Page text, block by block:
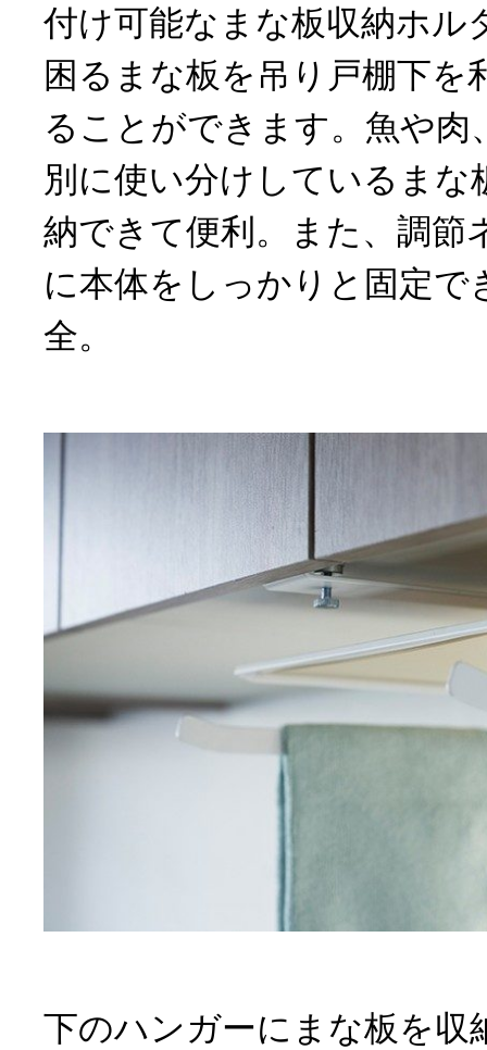
付け可能なまな板収納ホル
困るまな板を吊り戸棚下を
ることができます。魚や肉
別に使い分けしているまな
納できて便利。また、調節
に本体をしっかりと固定で
全。
下のハンガーにまな板を収